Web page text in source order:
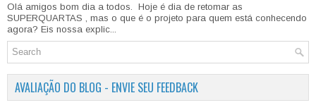
Olá amigos bom dia a todos. Hoje é dia de retomar as
SUPERQUARTAS , mas o que é o projeto para quem está conhecendo
agora? Eis nossa explic...
AVALIAÇÃO DO BLOG - ENVIE SEU FEEDBACK